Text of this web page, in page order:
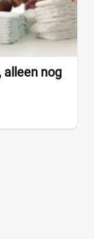
nog